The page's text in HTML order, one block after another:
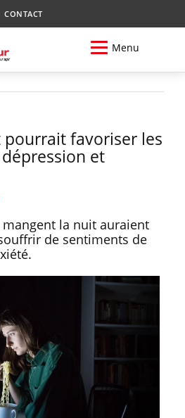
CONTACT
Menu
favoriser les
et
la nuit auraient
de sentiments de